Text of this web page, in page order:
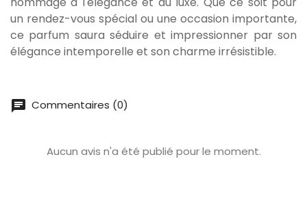
un rendez-vous spécial ou une occasion importante,
ce parfum saura séduire et impressionner par son
élégance intemporelle et son charme irrésistible.
chat Commentaires (0)
Aucun avis n'a été publié pour le moment.